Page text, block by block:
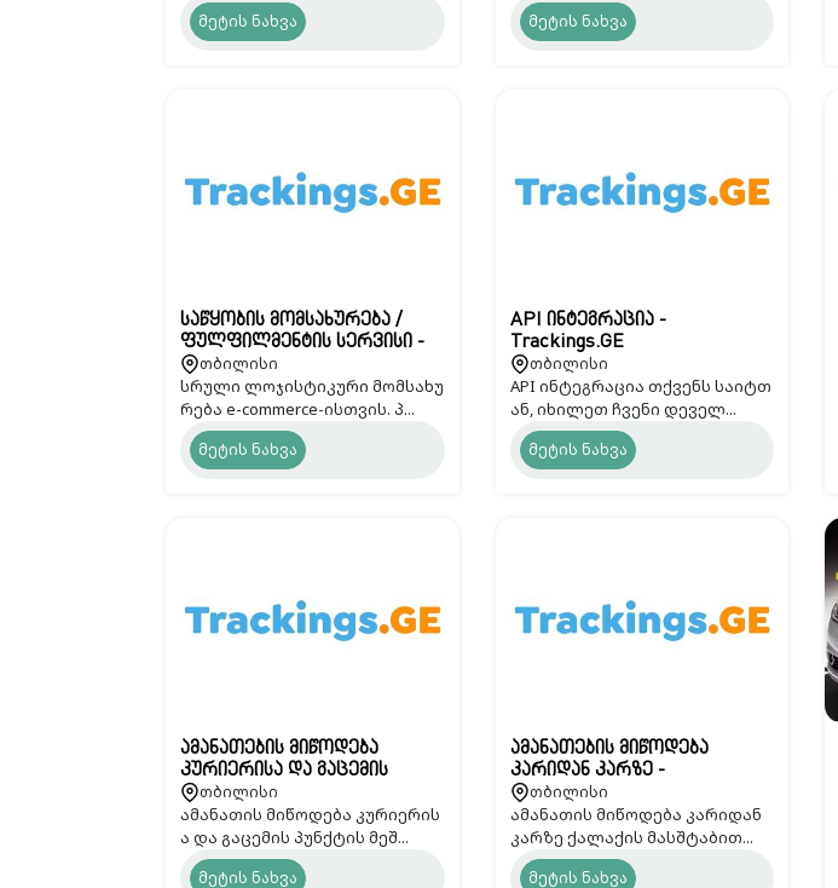
მეტის ნახვა მეტის ნახვა
საწყობის მომსახურება /
ფულფილმენტის სერვისი -
Trackings.GE
თბილისი
სრული ლოჯისტიკური მომსახუ
რება e-commerce-ისთვის. პ...
მეტის ნახვა
API ინტეგრაცია -
Trackings.GE
თბილისი
API ინტეგრაცია თქვენს საიტთ
ან, იხილეთ ჩვენი დეველ...
მეტის ნახვა
ამანათების მიწოდება
კურიერისა და გაცემის
პუნქტის მეშვეობით -
Trackings.GE
თბილისი
ამანათის მიწოდება კურიერის
ა და გაცემის პუნქტის მეშ...
მეტის ნახვა
ამანათების მიწოდება
კარიდან კარზე -
Trackings.GE
თბილისი
ამანათის მიწოდება კარიდან
კარზე ქალაქის მასშტაბით...
მეტის ნახვა